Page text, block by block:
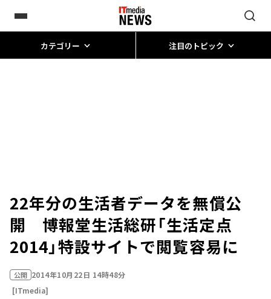
カテゴリー 注目のトピック
22年分の生活者データを無償公
開 博報堂生活総研「生活定点
2014」特設サイトで閲覧容易に
公開 2014年10月22日 14時48分
[ITmedia]